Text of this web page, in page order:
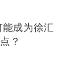
成为徐汇
？